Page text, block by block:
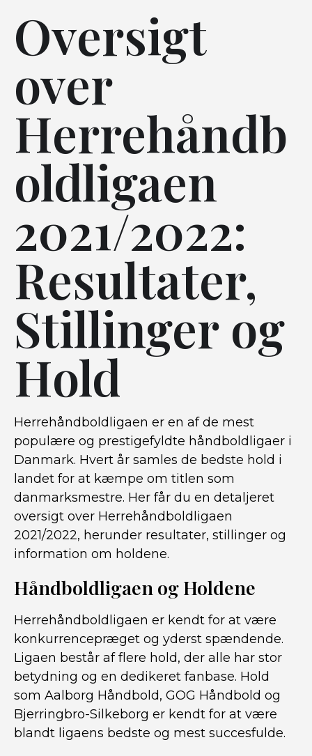
Oversigt
over
Herrehåndb
oldligaen
2021/2022:
Resultater,
Stillinger og
Hold
Herrehåndboldligaen er en af de mest
populære og prestigefyldte håndboldligaer i
Danmark. Hvert år samles de bedste hold i
landet for at kæmpe om titlen som
danmarksmestre. Her får du en detaljeret
oversigt over Herrehåndboldligaen
2021/2022, herunder resultater, stillinger og
information om holdene.
Håndboldligaen og Holdene
Herrehåndboldligaen er kendt for at være
konkurrencepræget og yderst spændende.
Ligaen består af flere hold, der alle har stor
betydning og en dedikeret fanbase. Hold
som Aalborg Håndbold, GOG Håndbold og
Bjerringbro-Silkeborg er kendt for at være
blandt ligaens bedste og mest succesfulde.